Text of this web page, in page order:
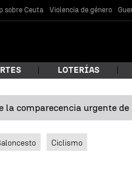
sobre Ceuta Violencia de género
¿Qué estás
LOTERÍAS
la comparecencia urgente
Ciclismo